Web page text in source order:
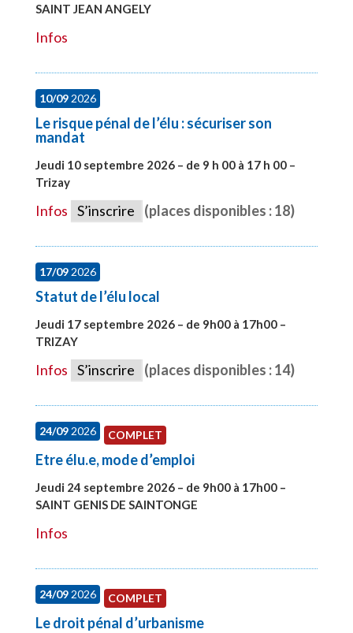
SAINT JEAN ANGELY
Infos
10/092026
Le risque pénal de l’élu : sécuriser son
mandat
Jeudi 10 septembre 2026 – de 9 h 00 à 17 h 00 –
Trizay
Infos S’inscrire (places disponibles : 18)
17/092026
Statut de l’élu local
Jeudi 17 septembre 2026 – de 9h00 à 17h00 –
TRIZAY
Infos S’inscrire (places disponibles : 14)
24/092026 COMPLET
Etre élu.e, mode d’emploi
Jeudi 24 septembre 2026 – de 9h00 à 17h00 –
SAINT GENIS DE SAINTONGE
Infos
24/092026 COMPLET
Le droit pénal d’urbanisme